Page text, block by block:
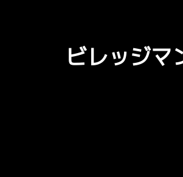
ビレッジマ